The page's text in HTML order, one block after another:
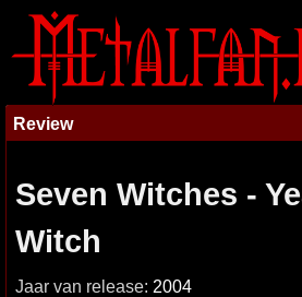
Review
Seven Witches -
Witch
Jaar van release: 2004